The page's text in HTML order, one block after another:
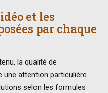
et les
par chaque
la qualité de
une attention particulière.
selon les formules